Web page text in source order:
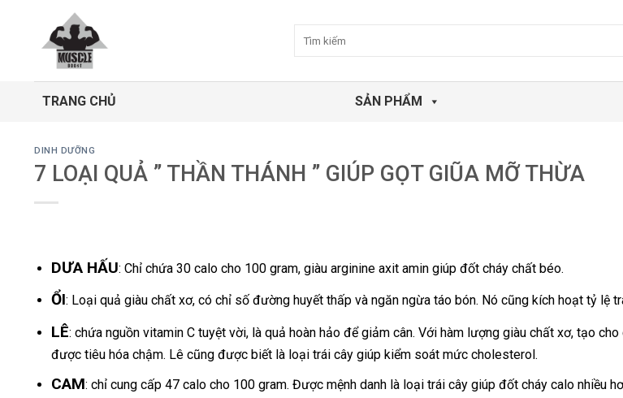
kiếm:
TRANG CHỦ SẢN PHẨM
DINH DƯỠNG
7 LOẠI QUẢ ” THẦN THÁNH ” GIÚP GỌT GIŨA MỠ THỪA
DƯA HẤU: Chỉ chứa 30 calo cho 100 gram, giàu arginine axit amin giúp đốt cháy chất béo.
ỔI: Loại quả giàu chất xơ, có chỉ số đường huyết thấp và ngăn ngừa táo bón. Nó cũng kích hoạt tỷ lệ
LÊ: chứa nguồn vitamin C tuyệt vời, là quả hoàn hảo để giảm cân. Với hàm lượng giàu chất xơ, tạo
được tiêu hóa chậm. Lê cũng được biết là loại trái cây giúp kiểm soát mức cholesterol.
CAM: chỉ cung cấp 47 calo cho 100 gram. Được mệnh danh là loại trái cây giúp đốt cháy calo nhiều